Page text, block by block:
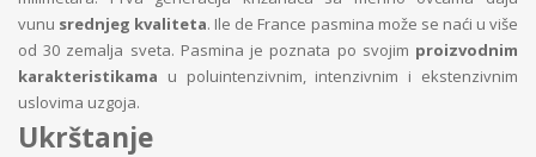
vunu srednjeg kvaliteta. Ile de France pasmina može se naći u više
od 30 zemalja sveta. Pasmina je poznata po svojim proizvodnim
karakteristikama u poluintenzivnim, intenzivnim i ekstenzivnim
uslovima uzgoja.
Ukrštanje